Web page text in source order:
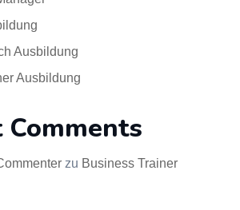
Ausbildung
Ausbildung
Comments
zu Business Trainer